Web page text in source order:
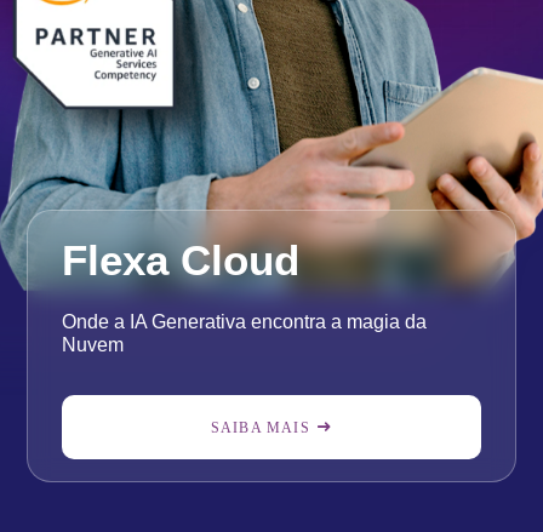
Flexa Cloud
Onde a IA Generativa encontra a magia da
Nuvem
SAIBA MAIS